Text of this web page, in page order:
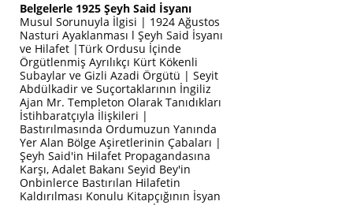
Belgelerle 1925 Şeyh Said İsyanı
Musul Sorunuyla İlgisi | 1924 Ağustos
Nasturi Ayaklanması l Şeyh Said İsyanı
ve Hilafet |Türk Ordusu İçinde
Örgütlenmiş Ayrılıkçı Kürt Kökenli
Subaylar ve Gizli Azadi Örgütü | Seyit
Abdülkadir ve Suçortaklarının İngiliz
Ajan Mr. Templeton Olarak Tanıdıkları
İstihbaratçıyla İlişkileri |
Bastırılmasında Ordumuzun Yanında
Yer Alan Bölge Aşiretlerinin Çabaları |
Şeyh Said'in Hilafet Propagandasına
Karşı, Adalet Bakanı Seyid Bey'in
Onbinlerce Bastırılan Hilafetin
Kaldırılması Konulu Kitapçığının İsyan